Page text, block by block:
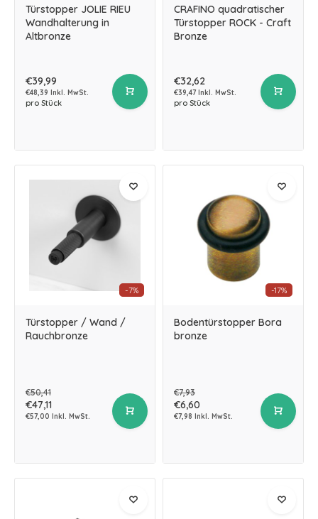
Türstopper JOLIE RIEU
Wandhalterung in
Altbronze
€39,99
€48,39 Inkl. MwSt.
pro Stück
CRAFINO quadratischer
Türstopper ROCK - Craft
Bronze
€32,62
€39,47 Inkl. MwSt.
pro Stück
-7%
Türstopper / Wand /
Rauchbronze
€50,41
€47,11
€57,00 Inkl. MwSt.
-17%
Bodentürstopper Bora
bronze
€7,93
€6,60
€7,98 Inkl. MwSt.